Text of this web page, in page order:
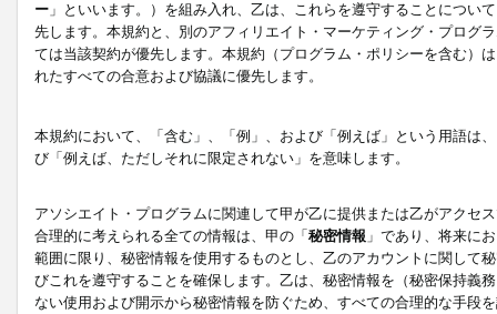
ー 」といいます。）を組み入れ、乙は、これらを遵守することにつ
先します。本規約と、別のアフィリエイト・マーケティング・プログ
ては当該契約が優先します。本規約（プログラム・ポリシーを含む）
れたすべての合意および協議に優先します。
本規約において、「含む」、「例」、および「例えば」という用語は
び「例えば、ただしそれに限定されない」を意味します。
アソシエイト・プログラムに関連して甲が乙に提供または乙がアクセ
合理的に考えられる全ての情報は、甲の「秘密情報 」であり、将来に
範囲に限り、秘密情報を使用するものとし、乙のアカウントに関して
びこれを遵守することを確保します。乙は、秘密情報を（秘密保持義
ない使用および開示から秘密情報を防ぐため、すべての合理的な手段